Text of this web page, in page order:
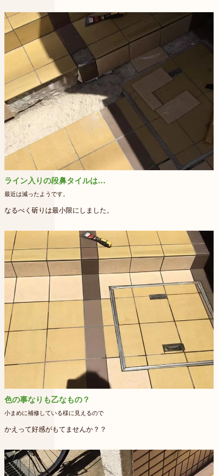
ライン入りの段鼻タイルは…
最近は減ったようです。
なるべく斫りは最小限にしました。
色の事なりも乙なもの？
小まめに補修している様に見えるので
かえって好感がもてませんか？？